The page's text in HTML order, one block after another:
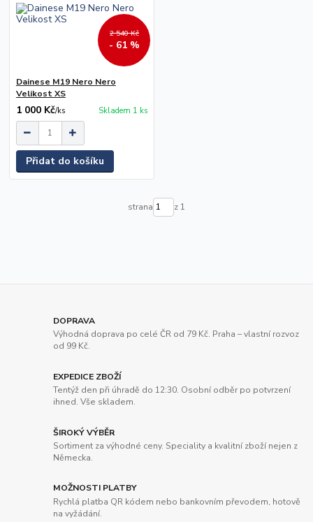
2 540 Kč
- 61 %
Dainese M19 Nero Nero
Velikost XS
1 000 Kč/ks Skladem 1 ks
Přidat do košíku
strana z 1
DOPRAVA
Výhodná doprava po celé ČR od 79 Kč. Praha – vlastní rozvoz
od 99 Kč.
EXPEDICE ZBOŽÍ
Tentýž den při úhradě do 12:30. Osobní odběr po potvrzení
ihned. Vše skladem.
ŠIROKÝ VÝBĚR
Sortiment za výhodné ceny. Speciality a kvalitní zboží nejen z
Německa.
MOŽNOSTI PLATBY
Rychlá platba QR kódem nebo bankovním převodem, hotově
na vyžádání.